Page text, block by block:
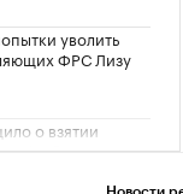
уволить
ФРС Лизу
о взятии
области